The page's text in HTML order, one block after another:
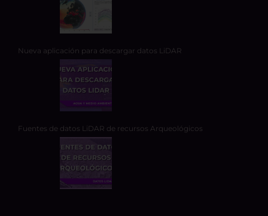
Nueva aplicación para descargar datos LiDAR
Fuentes de datos LiDAR de recursos Arqueológicos